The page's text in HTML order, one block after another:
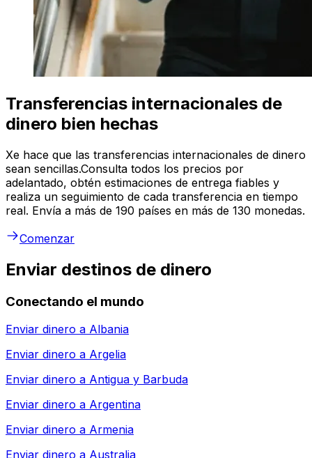
Transferencias internacionales de
dinero bien hechas
Xe hace que las transferencias internacionales de dinero
sean sencillas.Consulta todos los precios por
adelantado, obtén estimaciones de entrega fiables y
realiza un seguimiento de cada transferencia en tiempo
real. Envía a más de 190 países en más de 130 monedas.
Comenzar
Enviar destinos de dinero
Conectando el mundo
Enviar dinero a Albania
Enviar dinero a Argelia
Enviar dinero a Antigua y Barbuda
Enviar dinero a Argentina
Enviar dinero a Armenia
Enviar dinero a Australia